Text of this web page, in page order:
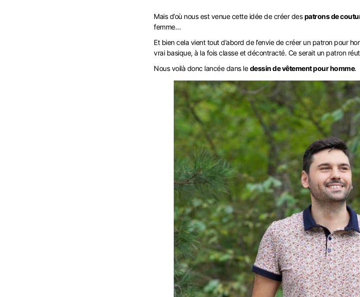
Mais d’où nous est venue cette idée de créer despatrons de
femme…
Et bien cela vient tout d’abord de l’envie de créer un patron pour
vrai basique, à la fois classe et décontracté. Ce serait un patron
Nous voilà donc lancée dans ledessin de vêtement pour homme.